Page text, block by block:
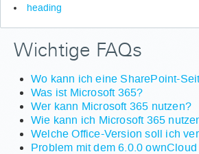
heading
Wichtige FAQs
Wo kann ich eine SharePoint-
Was ist Microsoft 365?
Wer kann Microsoft 365 nutzen?
Wie kann ich Microsoft 365
Welche Office-Version soll ich
Problem mit dem 6.0.0